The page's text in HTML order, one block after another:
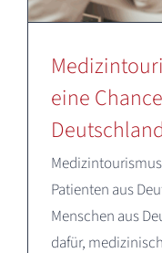
eine
Deutschland
Patienten aus
Menschen aus
dafür,